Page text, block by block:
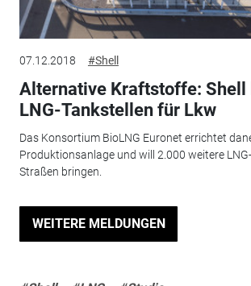
07.12.2018 #Shell
Alternative Kraftstoffe: Shell
LNG-Tankstellen für Lkw
Das Konsortium BioLNG Euronet errichtet
Produktionsanlage und will 2.000 weitere
Straßen bringen.
WEITERE MELDUNGEN